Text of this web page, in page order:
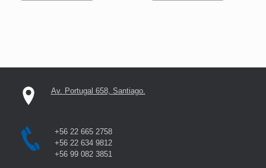
Av. Portugal 658, Santiago.
+56 22 665 2758
+56 22 634 9812
+56 99 082 3851